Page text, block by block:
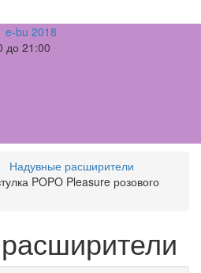
до 21:00
Надувные расширители
POPO Pleasure розового